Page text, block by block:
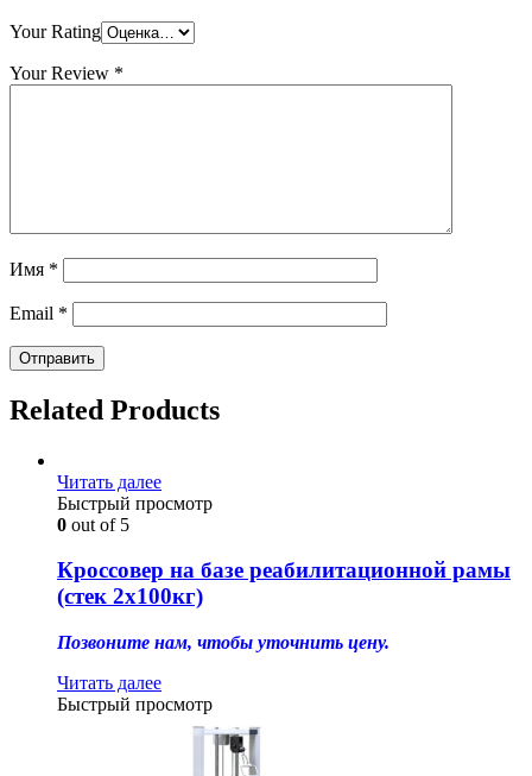
Your Rating
Your Review *
Имя *
Email *
Related Products
Читать далее
Быстрый просмотр
0 out of 5
Кроссовер на базе реабилитационной рамы
(стек 2х100кг)
Позвоните нам, чтобы уточнить цену.
Читать далее
Быстрый просмотр